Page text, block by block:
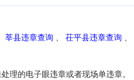
莘县违章查询 、茌平县违章查询
理的电子眼违章或者现场单违章。